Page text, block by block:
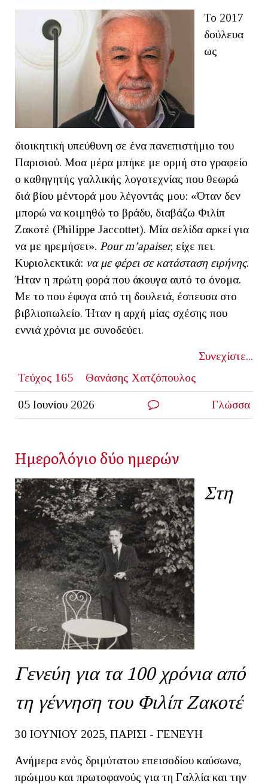
To 2017
δούλευα
ως
διοικητική υπεύθυνη σε ένα πανεπιστήμιο του
Παρισιού. Μοα μέρα μπήκε με ορμή στο γραφείο
ο καθηγητής γαλλικής λογοτεχνίας που θεωρώ
διά βίου μέντορά μου λέγοντάς μου: «Όταν δεν
μπορώ να κοιμηθώ το βράδυ, διαβάζω Φιλίπ
Ζακοτέ (Philippe Jaccottet). Μία σελίδα αρκεί για
να με ηρεμήσει». Pour m’apaiser, είχε πει.
Κυριολεκτικά: να με φέρει σε κατάσταση ειρήνης.
Ήταν η πρώτη φορά που άκουγα αυτό το όνομα.
Με το που έφυγα από τη δουλειά, έσπευσα στο
βιβλιοπωλείο. Ήταν η αρχή μίας σχέσης που
εννιά χρόνια με συνοδεύει.
Συνεχίστε...
Τεύχος 165
Θανάσης Χατζόπουλος
05 Ιουνίου 2026 Γλώσσα
Ημερολόγιο δύο ημερών
Στη
Γενεύη για τα 100 χρόνια από
τη γέννηση του Φιλίπ Ζακοτέ
30 ΙΟΥΝΙΟΥ 2025, ΠΑΡΙΣΙ - ΓΕΝΕΥΗ
Ανήμερα ενός δριμύτατου επεισοδίου καύσωνα,
πρώιμου και πρωτοφανούς για τη Γαλλία και την